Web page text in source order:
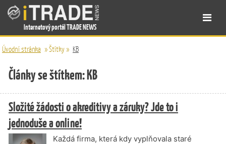
Internetový portál TRADE NEWS
Úvodní stránka »Štítky» KB
Články se štítkem: KB
Složité žádosti o akreditivy a záruky? Jde to i
jednoduše a online!
Každá firma, která kdy vyplňovala staré